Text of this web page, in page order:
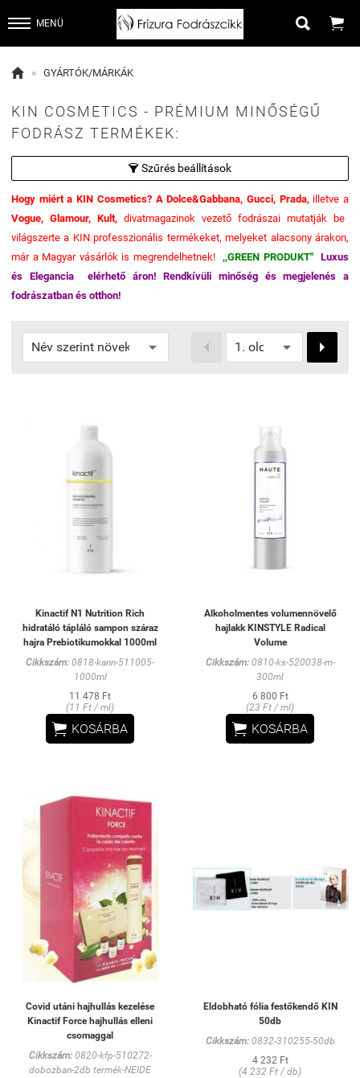
MENÜ  
 » GYÁRTÓK/MÁRKÁK
KIN COSMETICS - PRÉMIUM MINŐSÉGŰ
FODRÁSZ TERMÉKEK:
 Szűrés beállítások
Hogy miért a KIN Cosmetics? A Dolce&Gabbana, Gucci, Prada, illetve a
Vogue, Glamour, Kult, divatmagazinok vezető fodrászai mutatják be
világszerte a KIN professzionális termékeket, melyeket alacsony árakon,
már a Magyar vásárlók is megrendelhetnek!
,,GREEN PRODUKT"
Luxus
és Elegancia elérhető áron! Rendkívüli minőség és megjelenés a
fodrászatban és otthon!
 
Kinactif N1 Nutrition Rich
hidratáló tápláló sampon száraz
hajra Prebiotikumokkal 1000ml
Cikkszám: 0818-kann-511005-
1000ml
11 478 Ft
(11 Ft / ml)
 KOSÁRBA
Alkoholmentes volumennövelő
hajlakk KINSTYLE Radical
Volume
Cikkszám:0810-ks-520038-m-
300ml
6 800 Ft
(23 Ft / ml)
 KOSÁRBA
Covid utáni hajhullás kezelése
Kinactif Force hajhullás elleni
csomaggal
Cikkszám:0820-kfp-510272-
dobozban-2db termék-NEIDE
Eldobható fólia festőkendő KIN
50db
Cikkszám:0832-310255-50db
4 232 Ft
(4 232 Ft / db)